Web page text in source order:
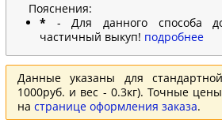
Пояснения:
* - Для данного способа
частичный выкуп! подробнее
Данные указаны для
1000руб. и вес - 0.3кг). Точные
на странице оформления заказа.